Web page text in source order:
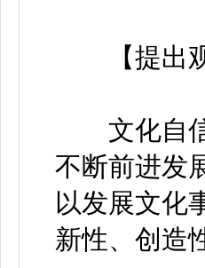
【提出观
文化自信
不断前进发
以发展文化
新性、创造